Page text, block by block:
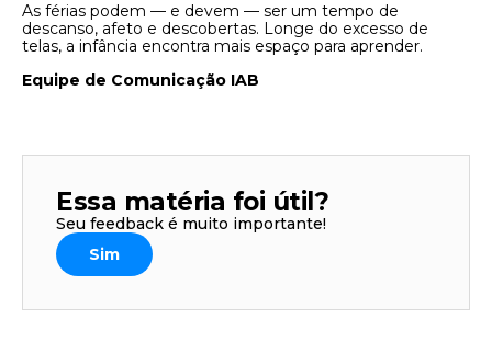
As férias podem — e devem — ser um tempo de
descanso, afeto e descobertas. Longe do excesso de
telas, a infância encontra mais espaço para aprender.
Equipe de Comunicação IAB
Essa matéria foi útil?
Seu feedback é muito importante!
Sim